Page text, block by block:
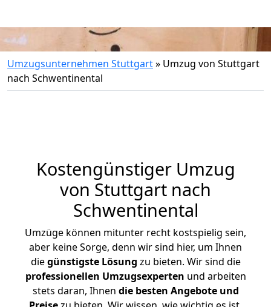
Umzugsunternehmen Stuttgart» Umzug von Stuttgart
nach Schwentinental
Kostengünstiger Umzug
von Stuttgart nach
Schwentinental
Umzüge können mitunter recht kostspielig sein,
aber keine Sorge, denn wir sind hier, um Ihnen
diegünstigste Lösung zu bieten. Wir sind die
professionellen Umzugsexperten und arbeiten
stets daran, Ihnen die besten Angebote und